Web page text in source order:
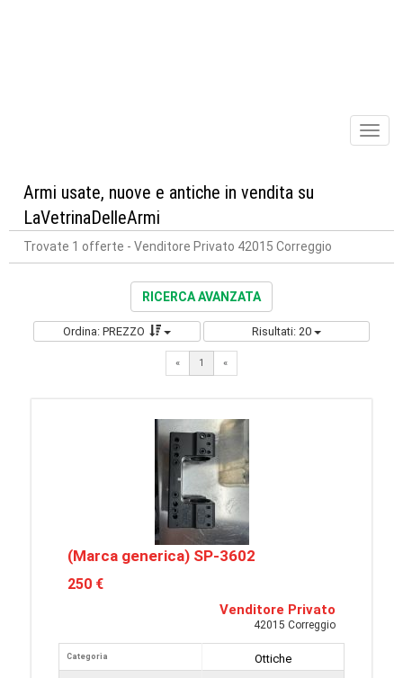
Armi usate, nuove e antiche in vendita su
LaVetrinaDelleArmi
Trovate 1 offerte - Venditore Privato 42015 Correggio
RICERCA AVANZATA
Ordina: PREZZO Risultati: 20
« 1 «
(Marca generica) SP-3602
250 €
Venditore Privato
42015 Correggio
Categoria
Ottiche